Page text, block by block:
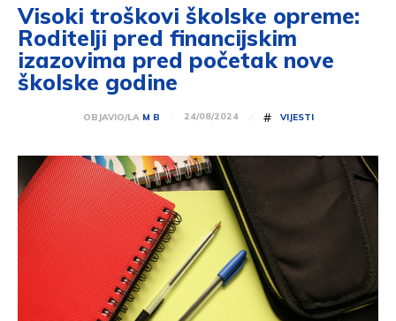
Visoki troškovi školske opreme:
Roditelji pred financijskim
izazovima pred početak nove
školske godine
OBJAVIO/LA M B 24/08/2024 # VIJESTI